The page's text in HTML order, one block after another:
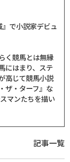
で小説家デビュ
く競馬とは無縁
にはまり、ステ
高じて競馬小説
ザ・ターフ』な
マンたちを描い
記事一覧